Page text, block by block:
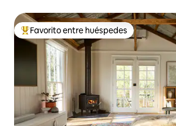
Favorito entre huéspedes preferido
Favorito entre huéspedes